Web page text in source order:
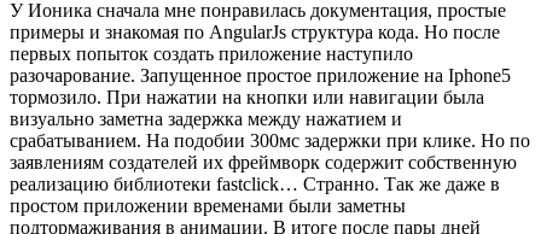
У Ионика сначала мне понравилась документация, простые
примеры и знакомая по AngularJs структура кода. Но после
первых попыток создать приложение наступило
разочарование. Запущенное простое приложение на Iphone5
тормозило. При нажатии на кнопки или навигации была
визуально заметна задержка между нажатием и
срабатыванием. На подобии 300мс задержки при клике. Но по
заявлениям создателей их фреймворк содержит собственную
реализацию библиотеки fastclick… Странно. Так же даже в
простом приложении временами были заметны
подтормаживания в анимации. В итоге после пары дней